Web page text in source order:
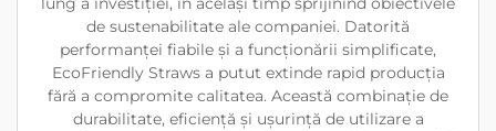
de sustenabilitate ale companiei. Datorită
performanței fiabile și a funcționării simplificate,
EcoFriendly Straws a putut extinde rapid producția
fără a compromite calitatea. Această combinație de
durabilitate, eficiență și ușurință de utilizare a